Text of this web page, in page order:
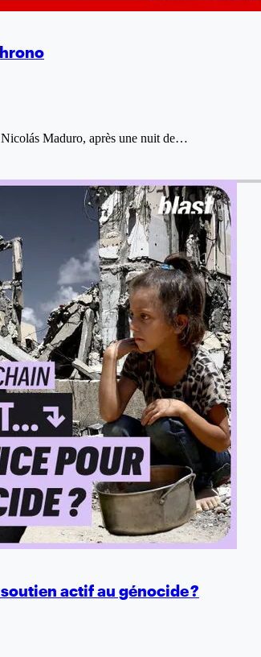
Nicolás Maduro, après une nuit de…
actif au génocide ?